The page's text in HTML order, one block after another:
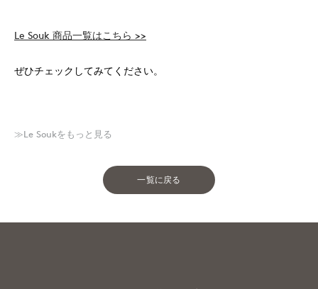
Le Souk 商品一覧はこちら >>
ぜひチェックしてみてください。
≫Le Soukをもっと見る
一覧に戻る